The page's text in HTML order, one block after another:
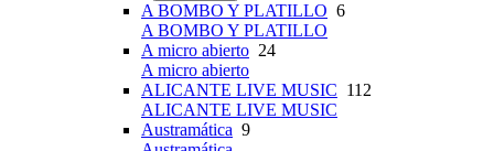
A BOMBO Y PLATILLO 6
A BOMBO Y PLATILLO
A micro abierto 24
A micro abierto
ALICANTE LIVE MUSIC 112
ALICANTE LIVE MUSIC
Austramática 9